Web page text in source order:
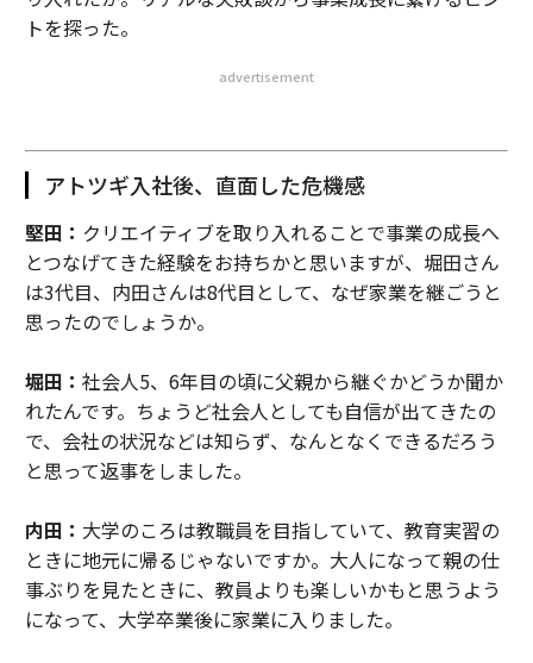
トを探った。
advertisement
アトツギ入社後、直面した危機感
堅田： クリエイティブを取り入れることで事業の成長へ
とつなげてきた経験をお持ちかと思いますが、堀田さん
は3代目、内田さんは8代目として、なぜ家業を継ごうと
思ったのでしょうか。
堀田： 社会人5、6年目の頃に父親から継ぐかどうか聞か
れたんです。ちょうど社会人としても自信が出てきたの
で、会社の状況などは知らず、なんとなくできるだろう
と思って返事をしました。
内田： 大学のころは教職員を目指していて、教育実習の
ときに地元に帰るじゃないですか。大人になって親の仕
事ぶりを見たときに、教員よりも楽しいかもと思うよう
になって、大学卒業後に家業に入りました。